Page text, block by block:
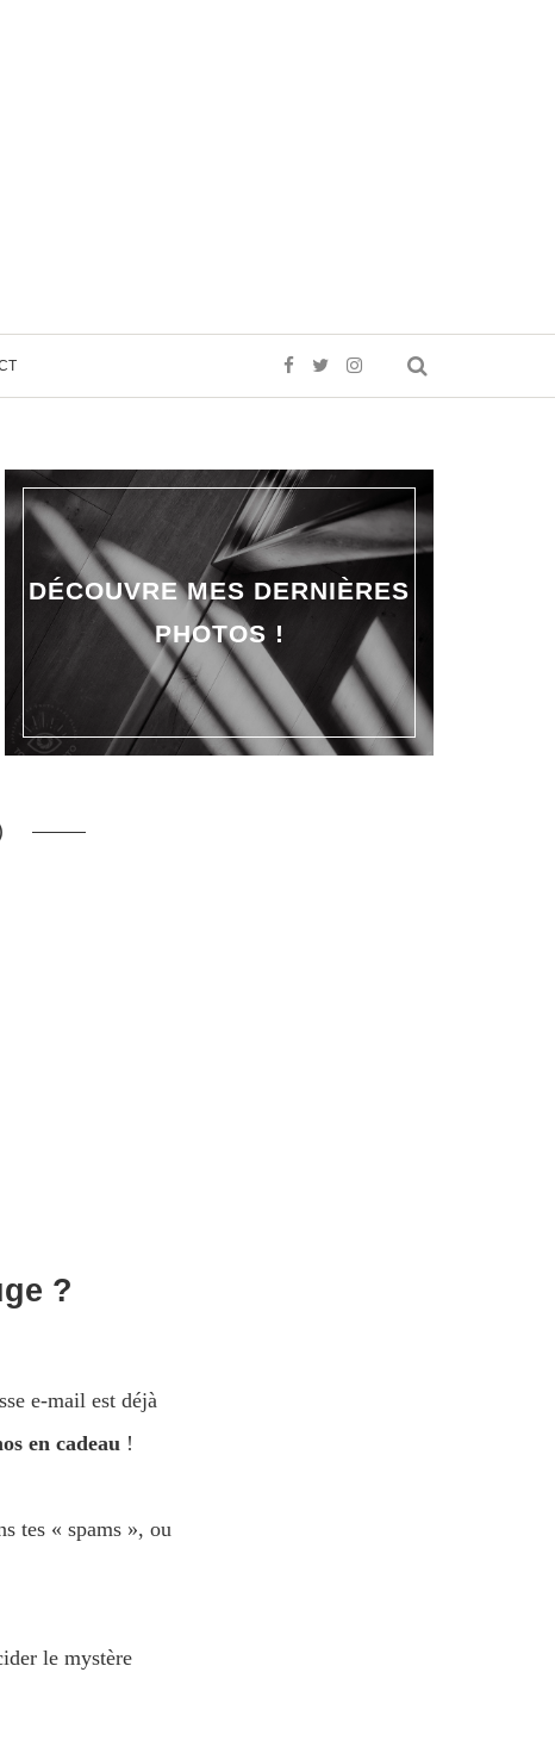
DÉCOUVRE MES DERNIÈRES
PHOTOS !
?
e-mail est déjà
en cadeau !
tes « spams », ou
le mystère